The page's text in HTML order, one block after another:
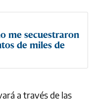
me secuestraron
de miles de
a través de las